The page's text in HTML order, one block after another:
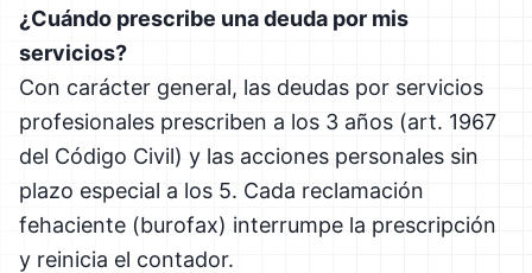
¿Cuándo prescribe una deuda por mis
servicios?
Con carácter general, las deudas por servicios
profesionales prescriben a los 3 años (art. 1967
del Código Civil) y las acciones personales sin
plazo especial a los 5. Cada reclamación
fehaciente (burofax) interrumpe la prescripción
y reinicia el contador.